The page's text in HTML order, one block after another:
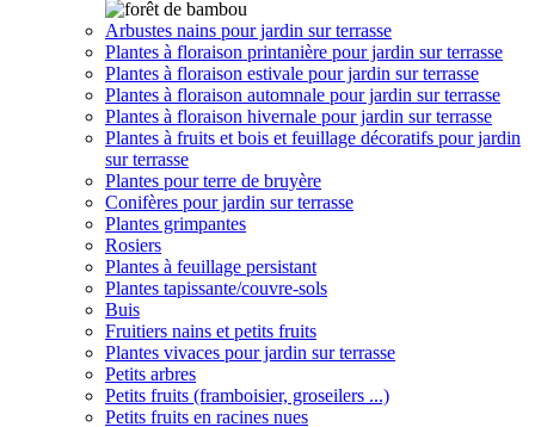
Arbustes nains pour jardin sur terrasse
Plantes à floraison printanière pour jardin sur terrasse
Plantes à floraison estivale pour jardin sur terrasse
Plantes à floraison automnale pour jardin sur terrasse
Plantes à floraison hivernale pour jardin sur terrasse
Plantes à fruits et bois et feuillage décoratifs pour jardin
sur terrasse
Plantes pour terre de bruyère
Conifères pour jardin sur terrasse
Plantes grimpantes
Rosiers
Plantes à feuillage persistant
Plantes tapissante/couvre-sols
Buis
Fruitiers nains et petits fruits
Plantes vivaces pour jardin sur terrasse
Petits arbres
Petits fruits (framboisier, groseilers ...)
Petits fruits en racines nues